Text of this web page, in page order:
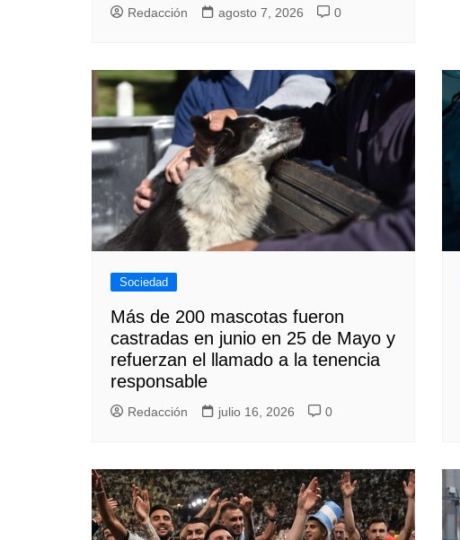
Redacción agosto 7, 2026 0
Sociedad
Más de 200 mascotas fueron
castradas en junio en 25 de Mayo y
refuerzan el llamado a la tenencia
responsable
Redacción julio 16, 2026 0